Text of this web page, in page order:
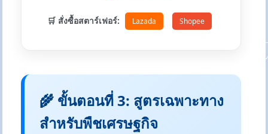
🛒 สั่งซื้อสตาร์เฟอร์: Lazada Shopee
🌾 ขั้นตอนที่ 3: สูตรเฉพาะทาง
สำหรับพืชเศรษฐกิจ